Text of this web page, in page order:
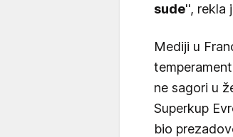
sude'', rekla
Mediji u
ne sagori u
Superkup
bio